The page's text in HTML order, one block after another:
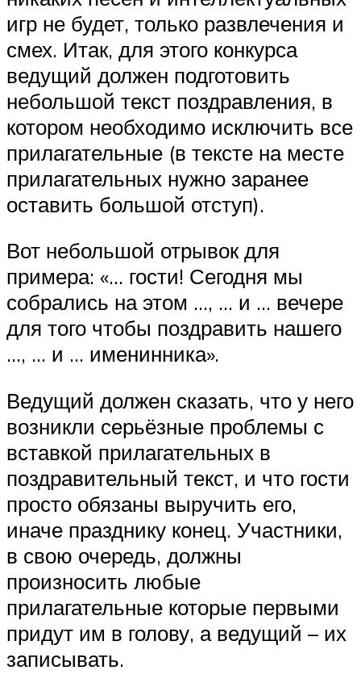
игр не будет, только развлечения и
смех. Итак, для этого конкурса
ведущий должен подготовить
небольшой текст поздравления, в
котором необходимо исключить все
прилагательные (в тексте на месте
прилагательных нужно заранее
оставить большой отступ).
Вот небольшой отрывок для
примера: «… гости! Сегодня мы
собрались на этом …, … и … вечере
для того чтобы поздравить нашего
…, … и … именинника».
Ведущий должен сказать, что у него
возникли серьёзные проблемы с
вставкой прилагательных в
поздравительный текст, и что гости
просто обязаны выручить его,
иначе празднику конец. Участники,
в свою очередь, должны
произносить любые
прилагательные которые первыми
придут им в голову, а ведущий – их
записывать.